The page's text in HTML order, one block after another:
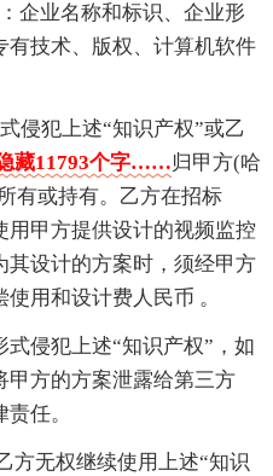
企业名称和标识、企业形
有技术、版权、计算机软件
侵犯上述“知识产权”或乙
藏11793个字……归甲方(哈
有或持有。乙方在招标
用甲方提供设计的视频监控
其设计的方案时，须经甲方
用和设计费人民币 。
式侵犯上述“知识产权”，如
甲方的方案泄露给第三方
任。
方无权继续使用上述“知识